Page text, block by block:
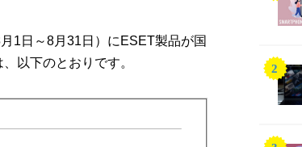
1日～8月31日）にESET製品が国
以下のとおりです。